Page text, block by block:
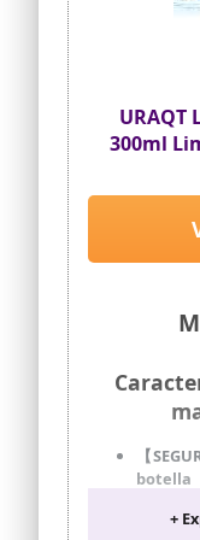
niños.
o
URAQT
300ml
【
alta+